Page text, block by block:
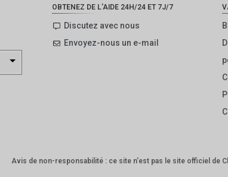
OBTENEZ DE L'AIDE 24H/24 ET 7J/7
Discutez avec nous
Envoyez-nous un e-mail
Avis de non-responsabilité : ce site n'est pas le site officiel de